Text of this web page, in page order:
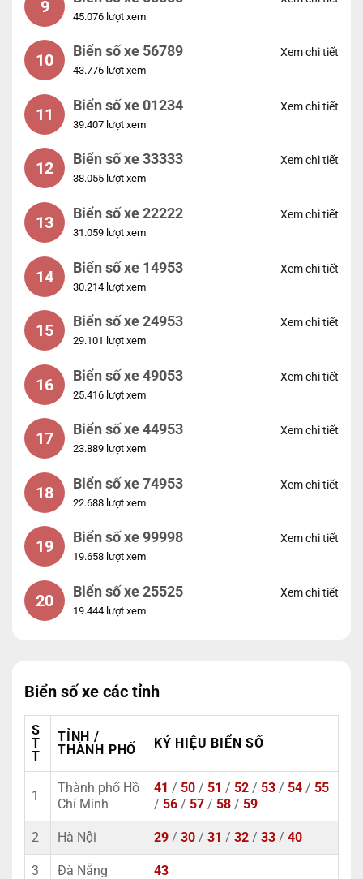
9
45.076 lượt xem
10 Biển số xe 56789
43.776 lượt xem
Xem chi tiết
11 Biển số xe 01234
39.407 lượt xem
Xem chi tiết
12 Biển số xe 33333
38.055 lượt xem
Xem chi tiết
13 Biển số xe 22222
31.059 lượt xem
Xem chi tiết
14 Biển số xe 14953
30.214 lượt xem
Xem chi tiết
15 Biển số xe 24953
29.101 lượt xem
Xem chi tiết
16 Biển số xe 49053
25.416 lượt xem
Xem chi tiết
17 Biển số xe 44953
23.889 lượt xem
Xem chi tiết
18 Biển số xe 74953
22.688 lượt xem
Xem chi tiết
19 Biển số xe 99998
19.658 lượt xem
Xem chi tiết
20 Biển số xe 25525
19.444 lượt xem
Xem chi tiết
Biển số xe các tỉnh
S
T
T
TỈNH /
THÀNH PHỐ
KÝ HIỆU BIỂN SỐ
1
Thành phố Hồ
Chí Minh
41 / 50 / 51 / 52 / 53 / 54 / 55
/ 56 / 57 / 58 / 59
2 Hà Nội 29 / 30 / 31 / 32 / 33 / 40
3 Đà Nẵng 43